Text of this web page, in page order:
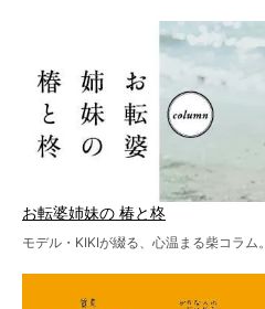
お転婆姉妹の 椿と柊
モデル・KIKIが綴る、心温まる柴コラム。